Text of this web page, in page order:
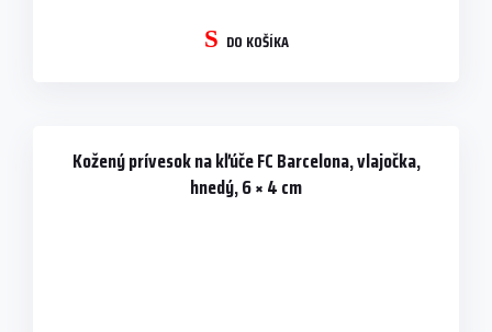
DO KOŠÍKA
Kožený prívesok na kľúče FC Barcelona, vlajočka,
hnedý, 6 × 4 cm